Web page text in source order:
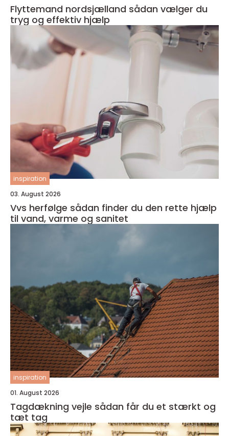
Flyttemand nordsjælland sådan vælger du
tryg og effektiv hjælp
inspiration
03. August 2026
Vvs herfølge sådan finder du den rette hjælp
til vand, varme og sanitet
inspiration
01. August 2026
Tagdækning vejle sådan får du et stærkt og
tæt tag